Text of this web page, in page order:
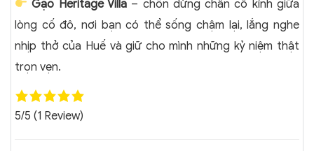
Gạo Heritage Villa – chốn dừng chân cổ kính giữa
lòng cố đô, nơi bạn có thể sống chậm lại, lắng nghe
nhịp thở của Huế và giữ cho mình những kỷ niệm thật
trọn vẹn.
5/5 (1 Review)